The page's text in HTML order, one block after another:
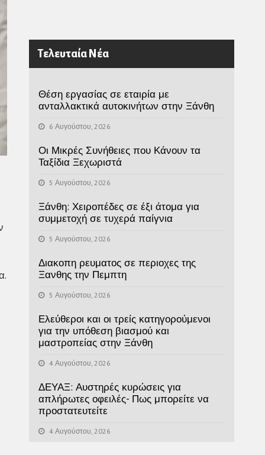
Τελευταία Νέα
Θέση εργασίας σε εταιρία με
ανταλλακτικά αυτοκινήτων στην Ξάνθη
6 Αυγούστου, 2026
Οι Μικρές Συνήθειες που Κάνουν τα
Ταξίδια Ξεχωριστά
5 Αυγούστου, 2026
Ξάνθη: Χειροπέδες σε έξι άτομα για
συμμετοχή σε τυχερά παίγνια
5 Αυγούστου, 2026
Διακοπη ρευματος σε περιοχες της
Ξανθης την Πεμπτη
5 Αυγούστου, 2026
Ελεύθεροι και οι τρείς κατηγορούμενοι
για την υπόθεση βιασμού και
μαστροπείας στην Ξάνθη
4 Αυγούστου, 2026
ΔΕΥΑΞ: Αυστηρές κυρώσεις για
απλήρωτες οφειλές- Πως μπορείτε να
προστατευτείτε
4 Αυγούστου, 2026